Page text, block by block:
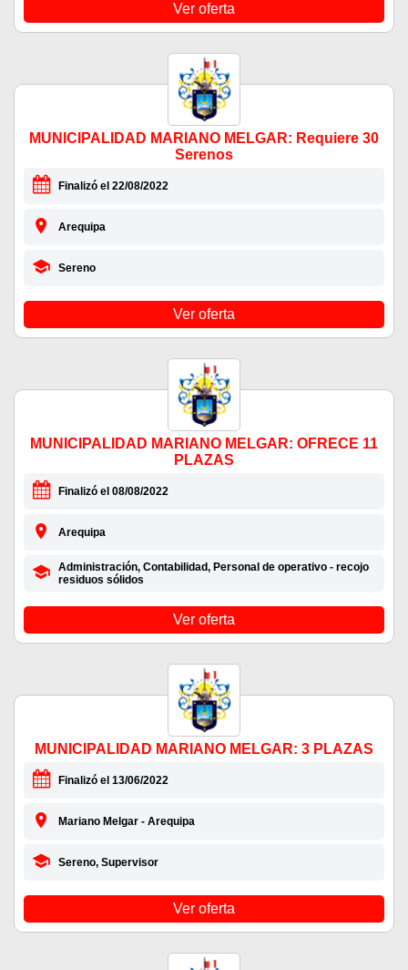
Ver oferta
MUNICIPALIDAD MARIANO MELGAR: Requiere 30
Serenos
Finalizó el 22/08/2022
Arequipa
Sereno
Ver oferta
MUNICIPALIDAD MARIANO MELGAR: OFRECE 11
PLAZAS
Finalizó el 08/08/2022
Arequipa
Administración, Contabilidad, Personal de operativo - recojo
residuos sólidos
Ver oferta
MUNICIPALIDAD MARIANO MELGAR: 3 PLAZAS
Finalizó el 13/06/2022
Mariano Melgar - Arequipa
Sereno, Supervisor
Ver oferta